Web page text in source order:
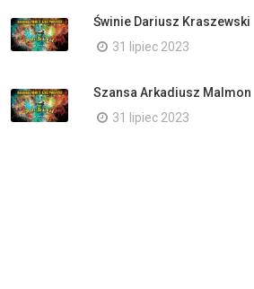
Świnie Dariusz Kraszewski
31 lipiec 2023
Szansa Arkadiusz Malmon
31 lipiec 2023